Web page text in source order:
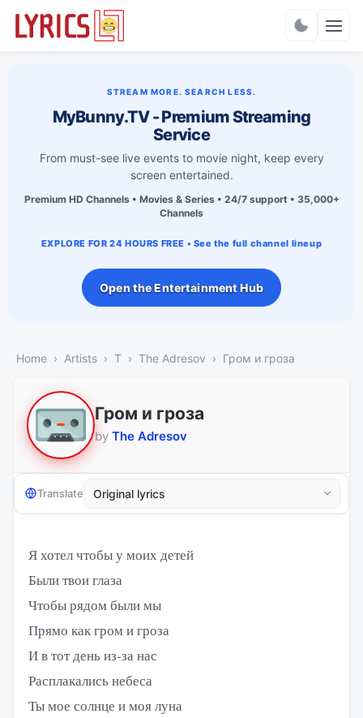
STREAM MORE. SEARCH LESS.
MyBunny.TV - Premium Streaming
Service
From must-see live events to movie night, keep every
screen entertained.
Premium HD Channels • Movies & Series • 24/7 support • 35,000+
Channels
EXPLORE FOR 24 HOURS FREE • See the full channel lineup
Open the Entertainment Hub
Home Artists T The Adresov Гром и гроза
Гром и гроза
by The Adresov
Translate
Я хотел чтобы у моих детей
Были твои глаза
Чтобы рядом были мы
Прямо как гром и гроза
И в тот день из-за нас
Расплакались небеса
Ты мое солнце и моя луна